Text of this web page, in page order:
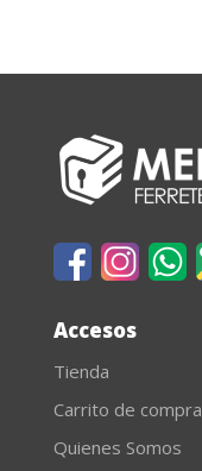
Accesos
Tienda
Carrito de compra
Quienes Somos